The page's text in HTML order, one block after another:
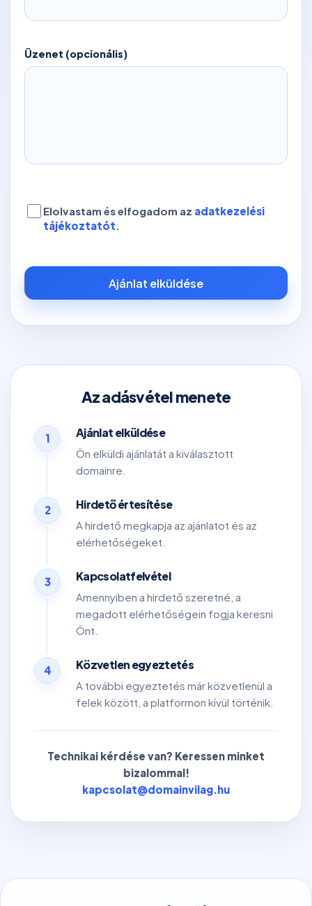
Üzenet (opcionális)
Elolvastam és elfogadom az adatkezelési
tájékoztatót.
Ajánlat elküldése
Az adásvétel menete
1 Ajánlat elküldése
Ön elküldi ajánlatát a kiválasztott
domainre.
2 Hirdető értesítése
A hirdető megkapja az ajánlatot és az
elérhetőségeket.
3 Kapcsolatfelvétel
Amennyiben a hirdető szeretné, a
megadott elérhetőségein fogja keresni
Önt.
4 Közvetlen egyeztetés
A további egyeztetés már közvetlenül a
felek között, a platformon kívül történik.
Technikai kérdése van? Keressen minket
bizalommal!
kapcsolat@domainvilag.hu